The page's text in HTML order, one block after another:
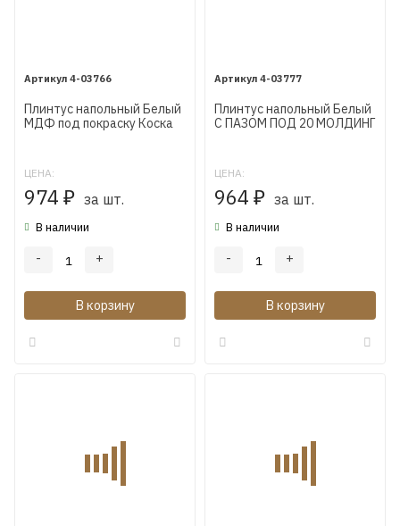
4-03766
Плинтус напольный Белый
МДФ под покраску Коска
ЦЕНА:
974 ₽ за шт.
В наличии
- +
В корзину
4-03777
Плинтус напольный Белый
С ПАЗОМ ПОД 20 МОЛДИНГ
ЦЕНА:
964 ₽ за шт.
В наличии
- +
В корзину